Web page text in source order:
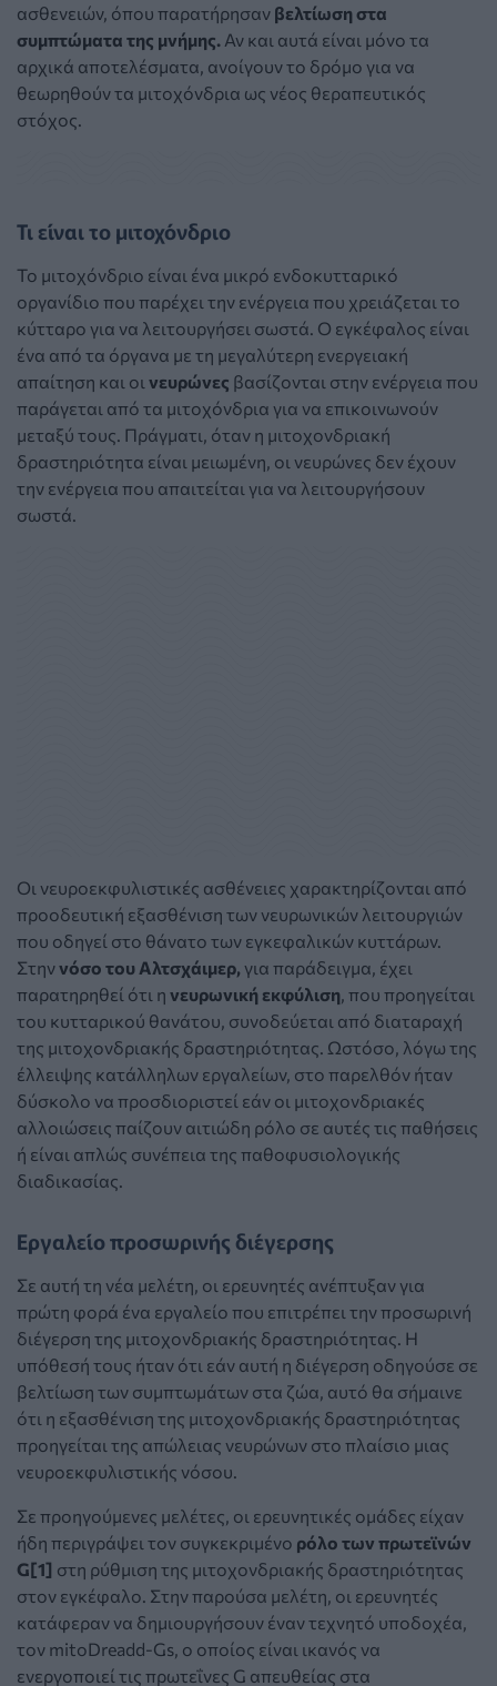
ασθενειών, όπου παρατήρησαν βελτίωση στα
συμπτώματα της μνήμης. Αν και αυτά είναι μόνο τα
αρχικά αποτελέσματα, ανοίγουν το δρόμο για να
θεωρηθούν τα μιτοχόνδρια ως νέος θεραπευτικός
στόχος.
Τι είναι το μιτοχόνδριο
Το μιτοχόνδριο είναι ένα μικρό ενδοκυτταρικό
οργανίδιο που παρέχει την ενέργεια που χρειάζεται το
κύτταρο για να λειτουργήσει σωστά. Ο εγκέφαλος είναι
ένα από τα όργανα με τη μεγαλύτερη ενεργειακή
απαίτηση και οι νευρώνες βασίζονται στην ενέργεια που
παράγεται από τα μιτοχόνδρια για να επικοινωνούν
μεταξύ τους. Πράγματι, όταν η μιτοχονδριακή
δραστηριότητα είναι μειωμένη, οι νευρώνες δεν έχουν
την ενέργεια που απαιτείται για να λειτουργήσουν
σωστά.
Οι νευροεκφυλιστικές ασθένειες χαρακτηρίζονται από
προοδευτική εξασθένιση των νευρωνικών λειτουργιών
που οδηγεί στο θάνατο των εγκεφαλικών κυττάρων.
Στηννόσο του Αλτσχάιμερ, για παράδειγμα, έχει
παρατηρηθεί ότι η νευρωνική εκφύλιση, που προηγείται
του κυτταρικού θανάτου, συνοδεύεται από διαταραχή
της μιτοχονδριακής δραστηριότητας. Ωστόσο, λόγω της
έλλειψης κατάλληλων εργαλείων, στο παρελθόν ήταν
δύσκολο να προσδιοριστεί εάν οι μιτοχονδριακές
αλλοιώσεις παίζουν αιτιώδη ρόλο σε αυτές τις παθήσεις
ή είναι απλώς συνέπεια της παθοφυσιολογικής
διαδικασίας.
Εργαλείο προσωρινής διέγερσης
Σε αυτή τη νέα μελέτη, οι ερευνητές ανέπτυξαν για
πρώτη φορά ένα εργαλείο που επιτρέπει την προσωρινή
διέγερση της μιτοχονδριακής δραστηριότητας. Η
υπόθεσή τους ήταν ότι εάν αυτή η διέγερση οδηγούσε σε
βελτίωση των συμπτωμάτων στα ζώα, αυτό θα σήμαινε
ότι η εξασθένιση της μιτοχονδριακής δραστηριότητας
προηγείται της απώλειας νευρώνων στο πλαίσιο μιας
νευροεκφυλιστικής νόσου.
Σε προηγούμενες μελέτες, οι ερευνητικές ομάδες είχαν
ήδη περιγράψει τον συγκεκριμένο ρόλο των πρωτεϊνών
G[1] στη ρύθμιση της μιτοχονδριακής δραστηριότητας
στον εγκέφαλο. Στην παρούσα μελέτη, οι ερευνητές
κατάφεραν να δημιουργήσουν έναν τεχνητό υποδοχέα,
τον mitoDreadd-Gs, ο οποίος είναι ικανός να
ενεργοποιεί τις πρωτεΐνες G απευθείας στα